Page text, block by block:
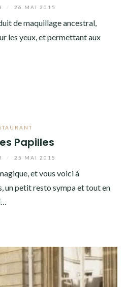
26 MAI 2015
de maquillage ancestral,
les yeux, et permettant aux
Papilles
25 MAI 2015
et vous voici à
un petit resto sympa et tout en